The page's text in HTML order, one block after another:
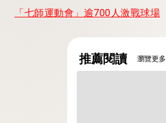
「七師運動會」逾700人激戰球場
推薦閱讀 瀏覽更多